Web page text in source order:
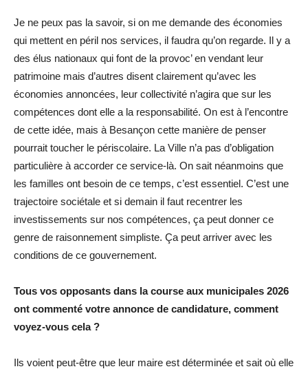
Je ne peux pas la savoir, si on me demande des économies
qui mettent en péril nos services, il faudra qu’on regarde. Il y a
des élus nationaux qui font de la provoc’ en vendant leur
patrimoine mais d’autres disent clairement qu’avec les
économies annoncées, leur collectivité n’agira que sur les
compétences dont elle a la responsabilité. On est à l’encontre
de cette idée, mais à Besançon cette manière de penser
pourrait toucher le périscolaire. La Ville n’a pas d’obligation
particulière à accorder ce service-là. On sait néanmoins que
les familles ont besoin de ce temps, c’est essentiel. C’est une
trajectoire sociétale et si demain il faut recentrer les
investissements sur nos compétences, ça peut donner ce
genre de raisonnement simpliste. Ça peut arriver avec les
conditions de ce gouvernement.
Tous vos opposants dans la course aux municipales 2026
ont commenté votre annonce de candidature, comment
voyez-vous cela ?
Ils voient peut-être que leur maire est déterminée et sait où elle